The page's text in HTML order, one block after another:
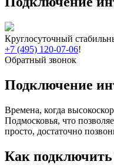
Круглосуточный
+7 (495) 120-07-06!
Обратный звонок
Подключение
Времена, когда
Подмосковья, что
просто, достаточно
Как подключить